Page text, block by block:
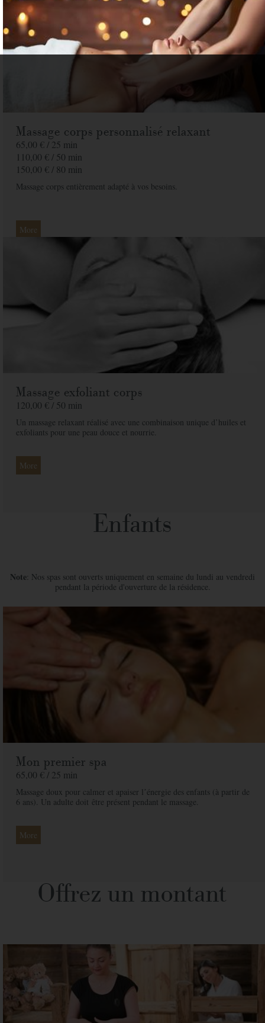
Massage corps personnalisé relaxant
65,00 € / 25 min
110,00 € / 50 min
150,00 € / 80 min
Massage corps entièrement adapté à vos besoins.
More
Massage exfoliant corps
120,00 € / 50 min
Un massage relaxant réalisé avec une combinaison unique d’huiles et
exfoliants pour une peau douce et nourrie.
More
Enfants
Note: Nos spas sont ouverts uniquement en semaine du lundi au vendredi
pendant la période d'ouverture de la résidence.
Mon premier spa
65,00 € / 25 min
Massage doux pour calmer et apaiser lʼénergie des enfants (à partir de
6 ans). Un adulte doit être présent pendant le massage.
More
Offrez un montant